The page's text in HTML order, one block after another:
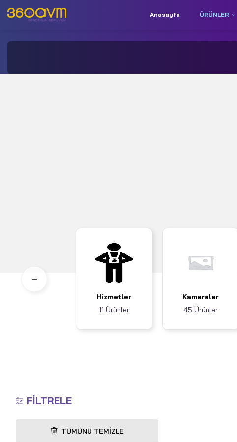
İletişim: +90 850 532 9312
Anasayfa ÜRÜNLER
Hizmetler
11 Ürünler
Kameralar
45 Ürünler
FILTRELE
TÜMÜNÜ TEMIZLE